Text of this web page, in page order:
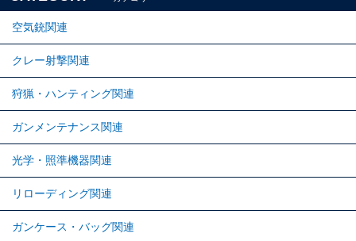
空気銃関連
クレー射撃関連
狩猟・ハンティング関連
ガンメンテナンス関連
光学・照準機器関連
リローディング関連
ガンケース・バッグ関連